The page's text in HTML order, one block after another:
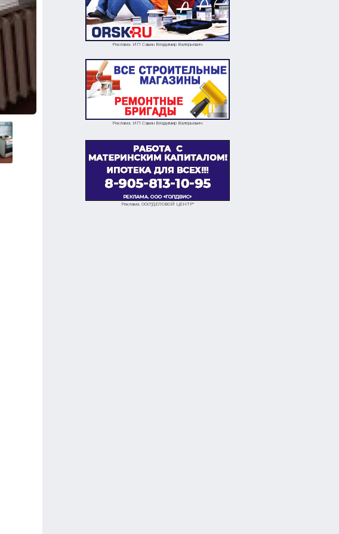
Реклама. ИП Савин Владимир Валерьевич
Реклама. ИП Савин Владимир Валерьевич
Реклама. ООО"ДЕЛОВОЙ ЦЕНТР"